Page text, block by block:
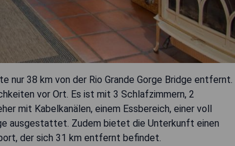
38 km von der Rio Grande Gorge Bridge entfernt.
vor Ort. Es ist mit 3 Schlafzimmern, 2
mit Kabelkanälen, einem Essbereich, einer voll
ausgestattet. Zudem bietet die Unterkunft einen
der sich 31 km entfernt befindet.